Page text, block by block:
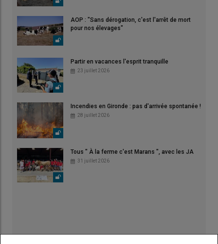
AOP : "Sans dérogation, c'est l'arrêt de mort
pour nos élevages"
Partir en vacances l'esprit tranquille
23 juillet 2026
Incendies en Gironde : pas d'arrivée spontanée !
28 juillet 2026
Tous " À la ferme c'est Marans ", avec les JA
31 juillet 2026